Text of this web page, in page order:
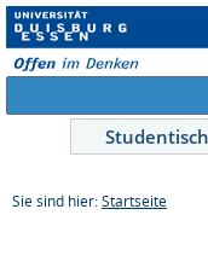
Sie sind hier: Startseite